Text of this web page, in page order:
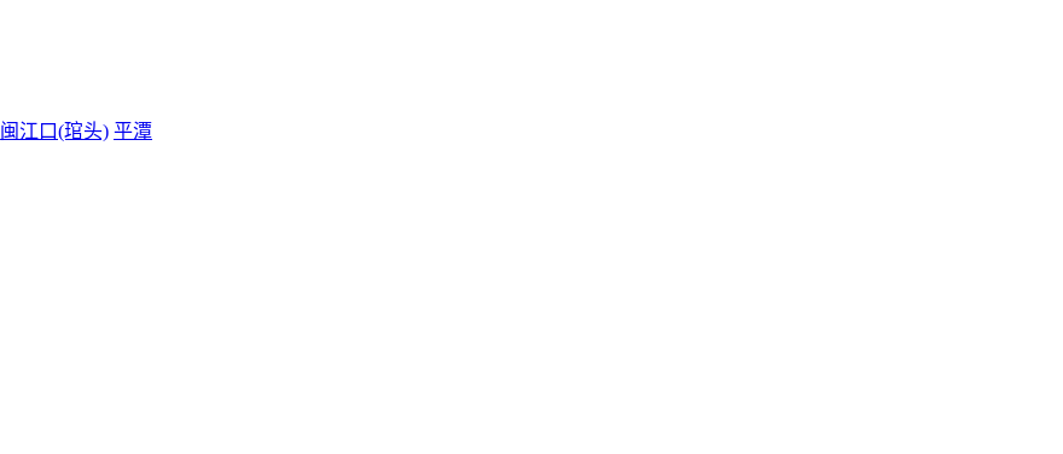
闽江口(琯头) 平潭